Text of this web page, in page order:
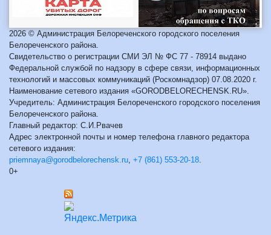
2026 © Администрация Белореченского городского поселения
Белореченского района.
Свидетельство о регистрации СМИ ЭЛ № ФС 77 - 78914 выдано
Федеральной службой по надзору в сфере связи, информационных
технологий и массовых коммуникаций (Роскомнадзор) 07.08.2020 г.
Наименование сетевого издания «GORODBELORECHENSK.RU».
Учредитель: Администрация Белореченского городского поселения
Белореченского района.
Главный редактор: С.И.Рвачев
Адрес электронной почты и номер телефона главного редактора
сетевого издания:
priemnaya@gorodbelorechensk.ru +7 (861) 553-20-18
0+